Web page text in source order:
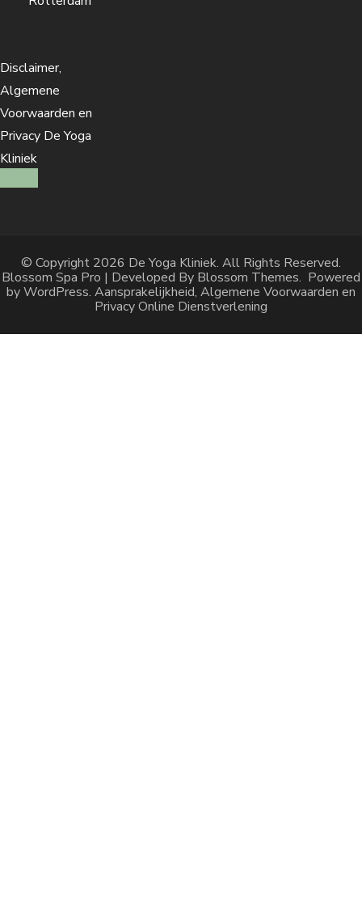
Disclaimer,
Algemene
Voorwaarden en
Privacy De Yoga
Kliniek
© Copyright 2026 De Yoga Kliniek. All Rights Reserved.
Blossom Spa Pro | Developed By Blossom Themes. Powered
byWordPress. Aansprakelijkheid, Algemene Voorwaarden en
Privacy Online Dienstverlening